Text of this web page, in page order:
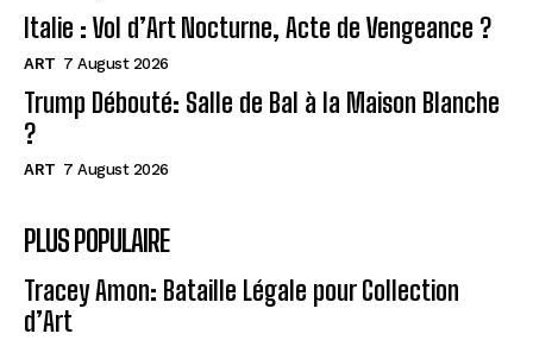
Italie : Vol d’Art Nocturne, Acte de Vengeance ?
ART 7 August 2026
Trump Débouté: Salle de Bal à la Maison Blanche
?
ART 7 August 2026
PLUS POPULAIRE
Tracey Amon: Bataille Légale pour Collection
d’Art